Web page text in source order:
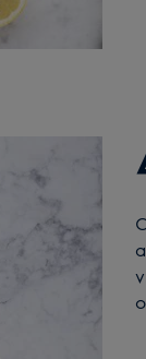
Cider si v malom kastróliku zvaríme na polovicu, pridáme smotanu, osolíme